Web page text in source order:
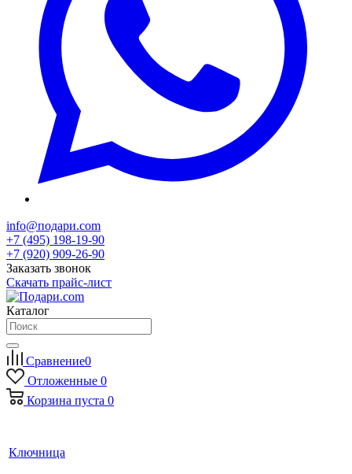
info@подари.com
+7 (495) 198-19-90
+7 (920) 909-26-90
Заказать звонок
Скачать прайс-лист
Каталог
Сравнение0
Отложенные 0
Корзина пуста 0
Ключница